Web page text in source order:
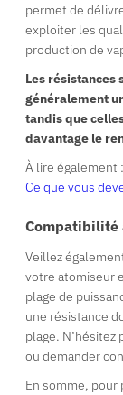
permet de
exploiter les
production de
Les résistances
généralement
tandis que
davantage le
À lire également :
Ce que vous
Compatibilité
Veillez
votre atomiseur
plage de
une résistance
plage.
ou demander
En somme,